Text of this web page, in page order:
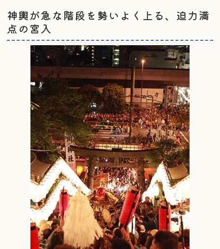
神輿が急な階段を勢いよく上る、迫力満
点の宮入